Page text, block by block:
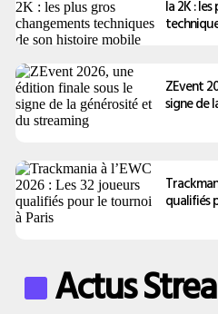
la 2K :
ZEvent
signe de
qualifiés
Actus